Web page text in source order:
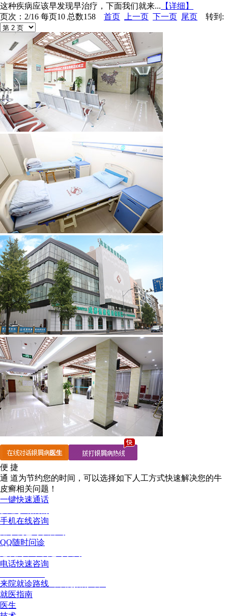
这种疾病应该早发现早治疗，下面我们就来... 【详细】
页次：2/16 每页10 总数158 首页 上一页 下一页 尾页 转到:
便 捷
通 道为节约您的时间，可以选择如下人工方式快速解决您的牛
皮癣相关问题！
一键快速通话
手机在线咨询
QQ随时问诊
电话快速咨询
来院就诊路线
就医指南
医生